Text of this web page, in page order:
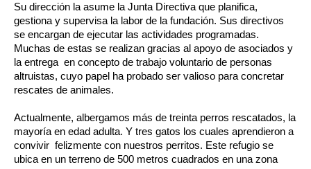
Su dirección la asume la Junta Directiva que planifica,
gestiona y supervisa la labor de la fundación. Sus directivos
se encargan de ejecutar las actividades programadas.
Muchas de estas se realizan gracias al apoyo de asociados y
la entrega en concepto de trabajo voluntario de personas
altruistas, cuyo papel ha probado ser valioso para concretar
rescates de animales.
Actualmente, albergamos más de treinta perros rescatados, la
mayoría en edad adulta. Y tres gatos los cuales aprendieron a
convivir felizmente con nuestros perritos. Este refugio se
ubica en un terreno de 500 metros cuadrados en una zona